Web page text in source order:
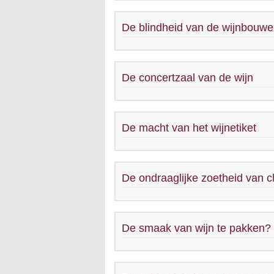
De blindheid van de
De concertzaal van de wijn
De macht van het wijnetiket
De ondraaglijke zoetheid van
De smaak van wijn te pakken?